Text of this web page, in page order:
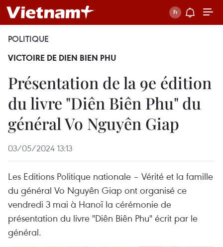
POLITIQUE
VICTOIRE DE DIEN BIEN PHU
Présentation de la 9e édition
du livre "Diên Biên Phu" du
général Vo Nguyên Giap
03/05/2024 13:13
Les Editions Politique nationale – Vérité et la famille
du général Vo Nguyên Giap ont organisé ce
vendredi 3 mai à Hanoï la cérémonie de
présentation du livre "Diên Biên Phu" écrit par le
général.